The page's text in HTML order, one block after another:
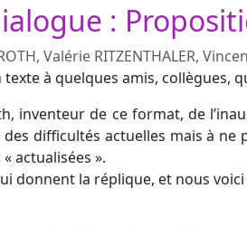
:
Valérie RITZENTHALER,
à quelques amis, collègues,
inventeur de ce format, de
difficultés actuelles mais à
actualisées ».
donnent la réplique, et nous